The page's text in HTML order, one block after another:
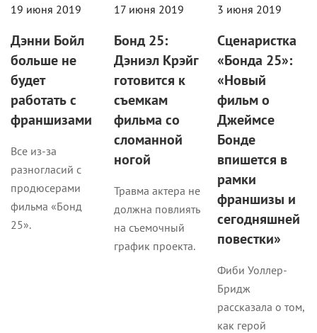
19 июня 2019
Дэнни Бойл
больше не
будет
работать с
франшизами
Все из-за
разногласий с
продюсерами
фильма «Бонд
25».
17 июня 2019
Бонд 25:
Дэниэл Крэйг
готовится к
съемкам
фильма со
сломанной
ногой
Травма актера не
должна повлиять
на съемочный
график проекта.
3 июня 2019
Сценаристка
«Бонда 25»:
«Новый
фильм о
Джеймсе
Бонде
впишется в
рамки
франшизы и
сегодняшней
повестки»
Фиби Уоллер-
Бридж
рассказала о том,
как герой